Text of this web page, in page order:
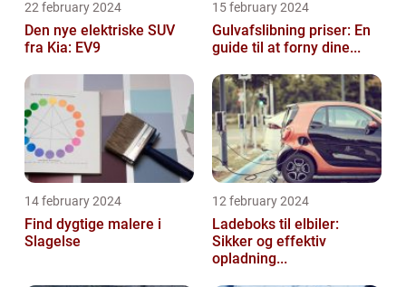
22 february 2024
Den nye elektriske SUV
fra Kia: EV9
15 february 2024
Gulvafslibning priser: En
guide til at forny dine...
14 february 2024
Find dygtige malere i
Slagelse
12 february 2024
Ladeboks til elbiler:
Sikker og effektiv
opladning...